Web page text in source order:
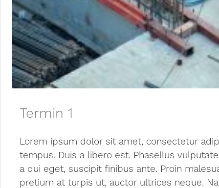
Termin 1
Lorem ipsum dolor sit amet, consectetur
tempus. Duis a libero est. Phasellus
a dui eget, suscipit finibus ante. Proin
pretium at turpis ut, auctor ultrices neque.